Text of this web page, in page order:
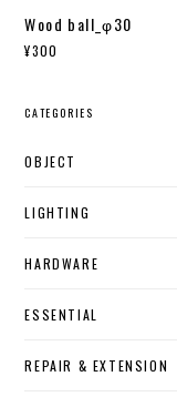
Wood ball_φ30
¥300
CATEGORIES
OBJECT
LIGHTING
HARDWARE
ESSENTIAL
REPAIR & EXTENSION